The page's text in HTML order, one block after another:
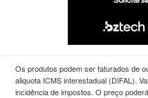
Os produtos podem ser faturados de
aliquota ICMS interestadual (DIFAL).
incidência de impostos. O preço